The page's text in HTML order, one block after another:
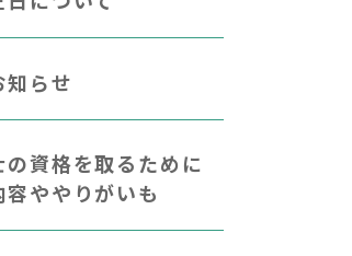
知らせ
資格を取るために
容ややりがいも